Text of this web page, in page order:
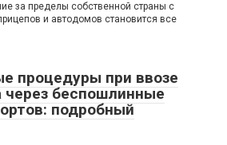
за пределы собственной страны с
и автодомов становится все
процедуры при ввозе
через беспошлинные
подробный